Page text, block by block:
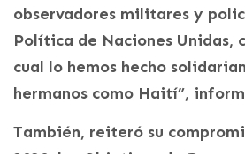
observadores militares y
Política de Naciones Unidas,
cual lo hemos hecho
hermanos como Haití”,
También, reiteró su